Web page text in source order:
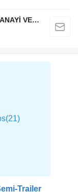
MS DORSE TREYLER VE EKİPMANLARI SANAYİ VE TİCARET LTD STİ
Trailer